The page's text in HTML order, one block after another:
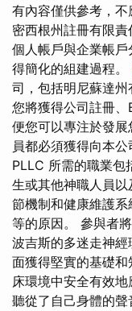
有內容僅供參考，
密西根州註冊有限
個人帳戶與企業帳
得簡化的組建過程。
司，包括明尼蘇達州
您將獲得公司註冊
便您可以專注於發
員都必須獲得向本
PLLC 所需的職業包
生或其他神職人員
節機制和健康維護
等的原因。 參與者
波吉斯的多迷走神
面獲得堅實的基礎
床環境中安全有效
聽從了自己身體的